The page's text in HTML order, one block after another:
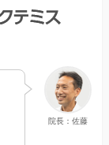
院長：佐藤